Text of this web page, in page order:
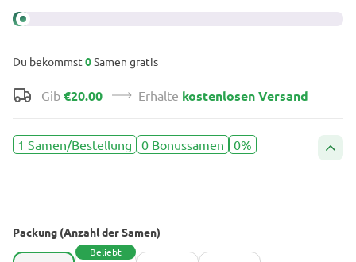
Du bekommst 0Samen gratis
Gib €20.00 Erhalte kostenlosen Versand
1 Samen/Bestellung 0 Bonussamen 0%
Packung (Anzahl der Samen)
Beliebt